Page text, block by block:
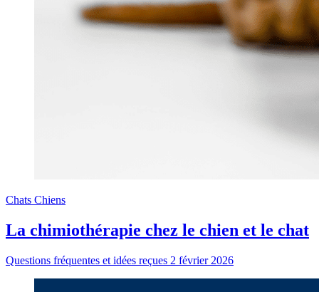
Chats Chiens
La chimiothérapie chez le chien et le chat
Questions fréquentes et idées reçues 2 février 2026